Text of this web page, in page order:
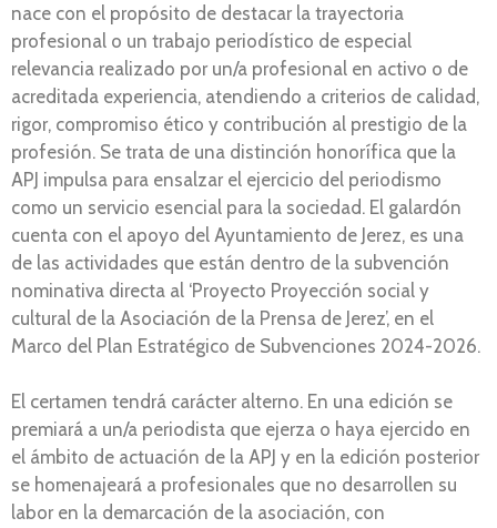
nace con el propósito de destacar la trayectoria
profesional o un trabajo periodístico de especial
relevancia realizado por un/a profesional en activo o de
acreditada experiencia, atendiendo a criterios de calidad,
rigor, compromiso ético y contribución al prestigio de la
profesión. Se trata de una distinción honorífica que la
APJ impulsa para ensalzar el ejercicio del periodismo
como un servicio esencial para la sociedad. El galardón
cuenta con el apoyo del Ayuntamiento de Jerez, es una
de las actividades que están dentro de la subvención
nominativa directa al ‘Proyecto Proyección social y
cultural de la Asociación de la Prensa de Jerez’, en el
Marco del Plan Estratégico de Subvenciones 2024-2026.
El certamen tendrá carácter alterno. En una edición se
premiará a un/a periodista que ejerza o haya ejercido en
el ámbito de actuación de la APJ y en la edición posterior
se homenajeará a profesionales que no desarrollen su
labor en la demarcación de la asociación, con